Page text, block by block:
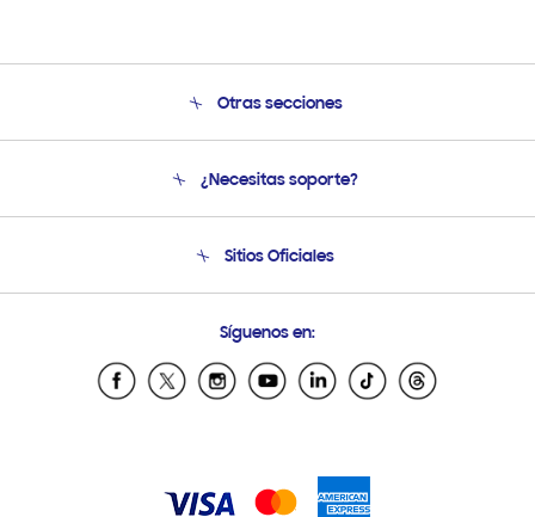
Otras secciones
Soporte
Seguimiento de tu pedido
¿Necesitas soporte?
Soporte vía eMail
Sitios Oficiales
Samsung Ecuador
Samsung El Salvador
Samsung Nicaragua
Síguenos en: